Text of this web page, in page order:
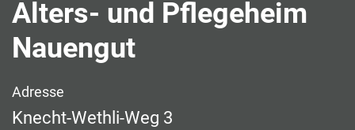
Alters- und Pflegeheim
Nauengut
Adresse
Knecht-Wethli-Weg 3